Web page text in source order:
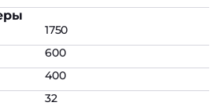
1750
600
400
32